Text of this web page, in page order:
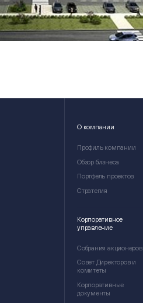
О компании
Профиль компании
Обзор бизнеса
Портфель проектов
Стратегия
Корпоративное
управление
Собрания акционеров
Совет Директоров и
комитеты
Корпоративные
документы